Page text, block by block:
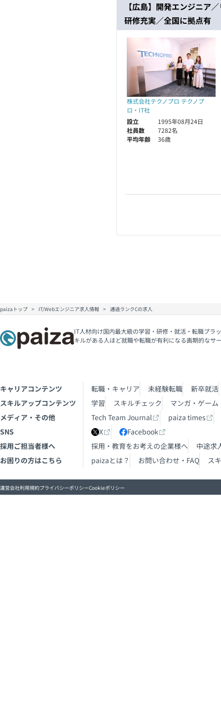
【広島】開発エンジニア
研修充実／全国に拠点有
株式会社テクノプロ テクノプ
ロ・IT社
設立
1995年08月24日
社員数
7282名
平均年齢
36歳
paizaトップ IT/Webエンジニア求人情報 通過ランクCの求人
IT人材向け国内最大級の学習・研修・就活・転職プラ
キルがある人ほど就職や転職が有利になる画期的なサ
キャリアコンテンツ 転職・キャリア 未経験転職
新卒就活
スキルアップコンテンツ
学習 スキルチェック
マンガ・ゲーム
メディア・その他
Tech Team Journal
paiza times
SNS
X
Facebook
採用ご担当者様へ
採用・教育をお考えの企業様へ
中途求
お困りの方はこちら
paizaとは？ お問い合わせ・FAQ ス
運営会社利用規約プライバシーポリシーCookieポリシー